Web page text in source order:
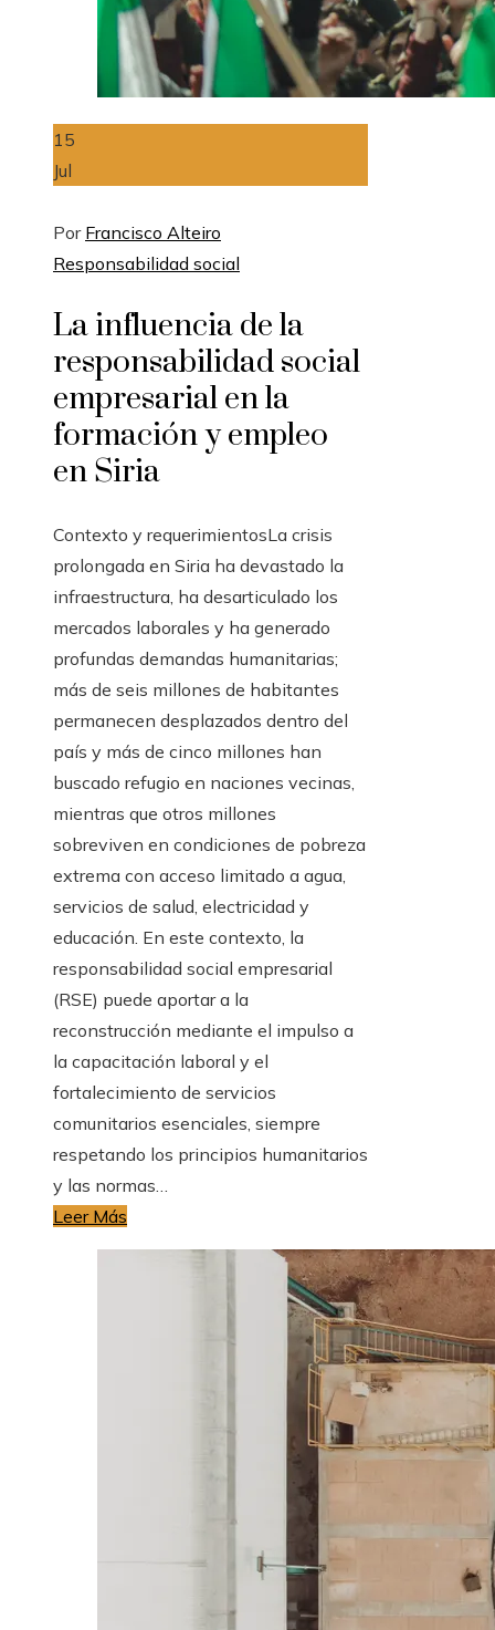
15
Jul
Por Francisco Alteiro
Responsabilidad social
La influencia de la
responsabilidad social
empresarial en la
formación y empleo
en Siria
Contexto y requerimientosLa crisis
prolongada en Siria ha devastado la
infraestructura, ha desarticulado los
mercados laborales y ha generado
profundas demandas humanitarias;
más de seis millones de habitantes
permanecen desplazados dentro del
país y más de cinco millones han
buscado refugio en naciones vecinas,
mientras que otros millones
sobreviven en condiciones de pobreza
extrema con acceso limitado a agua,
servicios de salud, electricidad y
educación. En este contexto, la
responsabilidad social empresarial
(RSE) puede aportar a la
reconstrucción mediante el impulso a
la capacitación laboral y el
fortalecimiento de servicios
comunitarios esenciales, siempre
respetando los principios humanitarios
y las normas…
Leer Más